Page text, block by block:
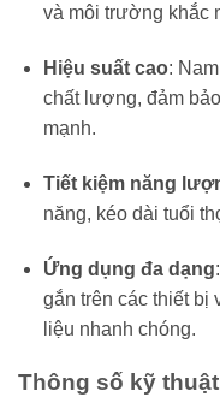
và môi trường khắc
Hiệu suất cao:
chất lượng, đảm
mạnh.
Tiết kiệm năng
năng, kéo dài tuổi
Ứng dụng đa dạng
gắn trên các thiết bị
liệu nhanh chóng.
Thông số kỹ thuật